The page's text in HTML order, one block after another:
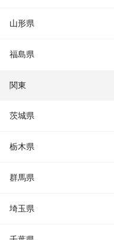
山形県
福島県
関東
茨城県
栃木県
群馬県
埼玉県